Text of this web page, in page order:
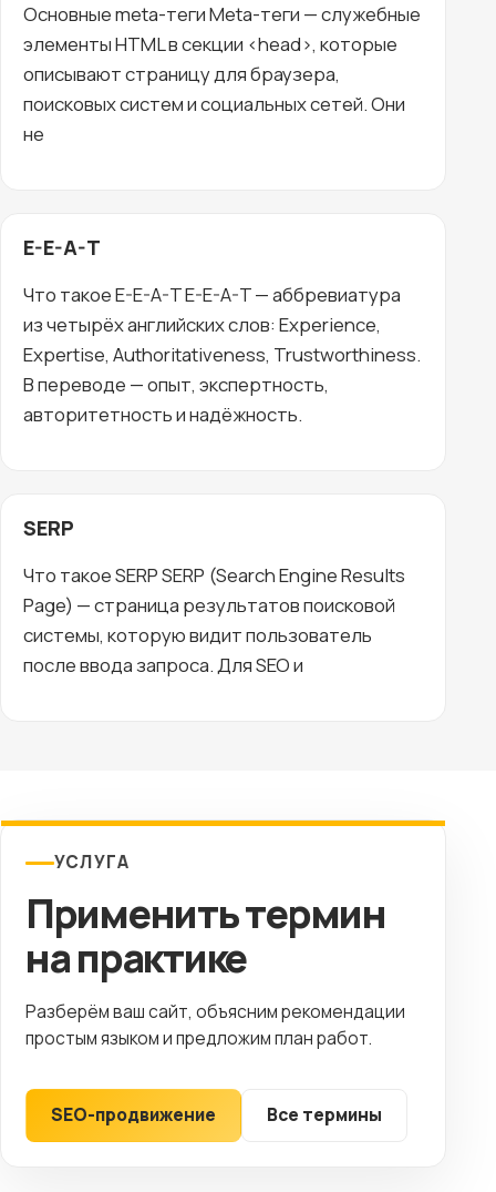
Основные meta-теги Meta-теги — служебные
элементы HTML в секции <head>, которые
описывают страницу для браузера,
поисковых систем и социальных сетей. Они
не
E-E-A-T
Что такое E-E-A-T E-E-A-T — аббревиатура
из четырёх английских слов: Experience,
Expertise, Authoritativeness, Trustworthiness.
В переводе — опыт, экспертность,
авторитетность и надёжность.
SERP
Что такое SERP SERP (Search Engine Results
Page) — страница результатов поисковой
системы, которую видит пользователь
после ввода запроса. Для SEO и
УСЛУГА
Применить термин
на практике
Разберём ваш сайт, объясним рекомендации
простым языком и предложим план работ.
SEO-продвижение Все термины